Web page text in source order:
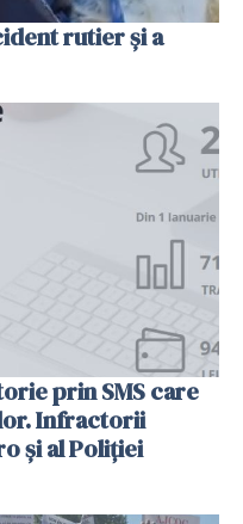
rutier și a
prin SMS care
Infractorii
și al Poliției